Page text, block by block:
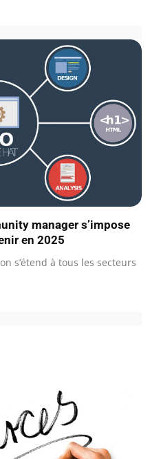
manager s’impose
en 2025
s’étend à tous les secteurs